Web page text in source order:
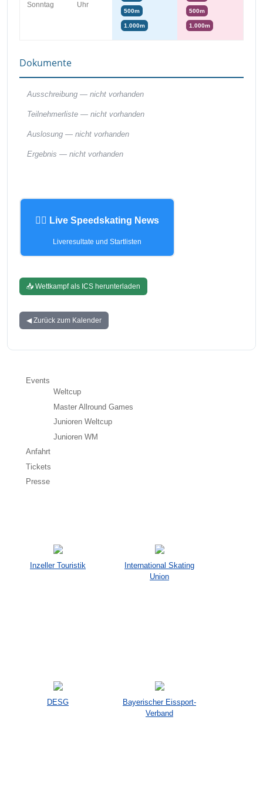
Sonntag
Uhr
500m
1.000m
500m
1.000m
Dokumente
Ausschreibung — nicht vorhanden
Teilnehmerliste — nicht vorhanden
Auslosung — nicht vorhanden
Ergebnis — nicht vorhanden
🏃‍♂️ Live Speedskating News
Liveresultate und Startlisten
📥 Wettkampf als ICS herunterladen
◀ Zurück zum Kalender
Events
Weltcup
Master Allround Games
Junioren Weltcup
Junioren WM
Anfahrt
Tickets
Presse
Inzeller Touristik
International Skating
Union
DESG
Bayerischer Eissport-
Verband